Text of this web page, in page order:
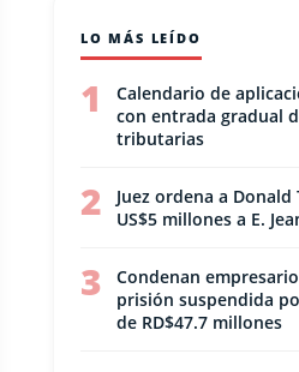
LO MÁS LEÍDO
1
Calendario de
con entrada gradual
tributarias
2
Juez ordena a
US$5 millones a E.
3
Condenan
prisión suspendida
de RD$47.7 millones